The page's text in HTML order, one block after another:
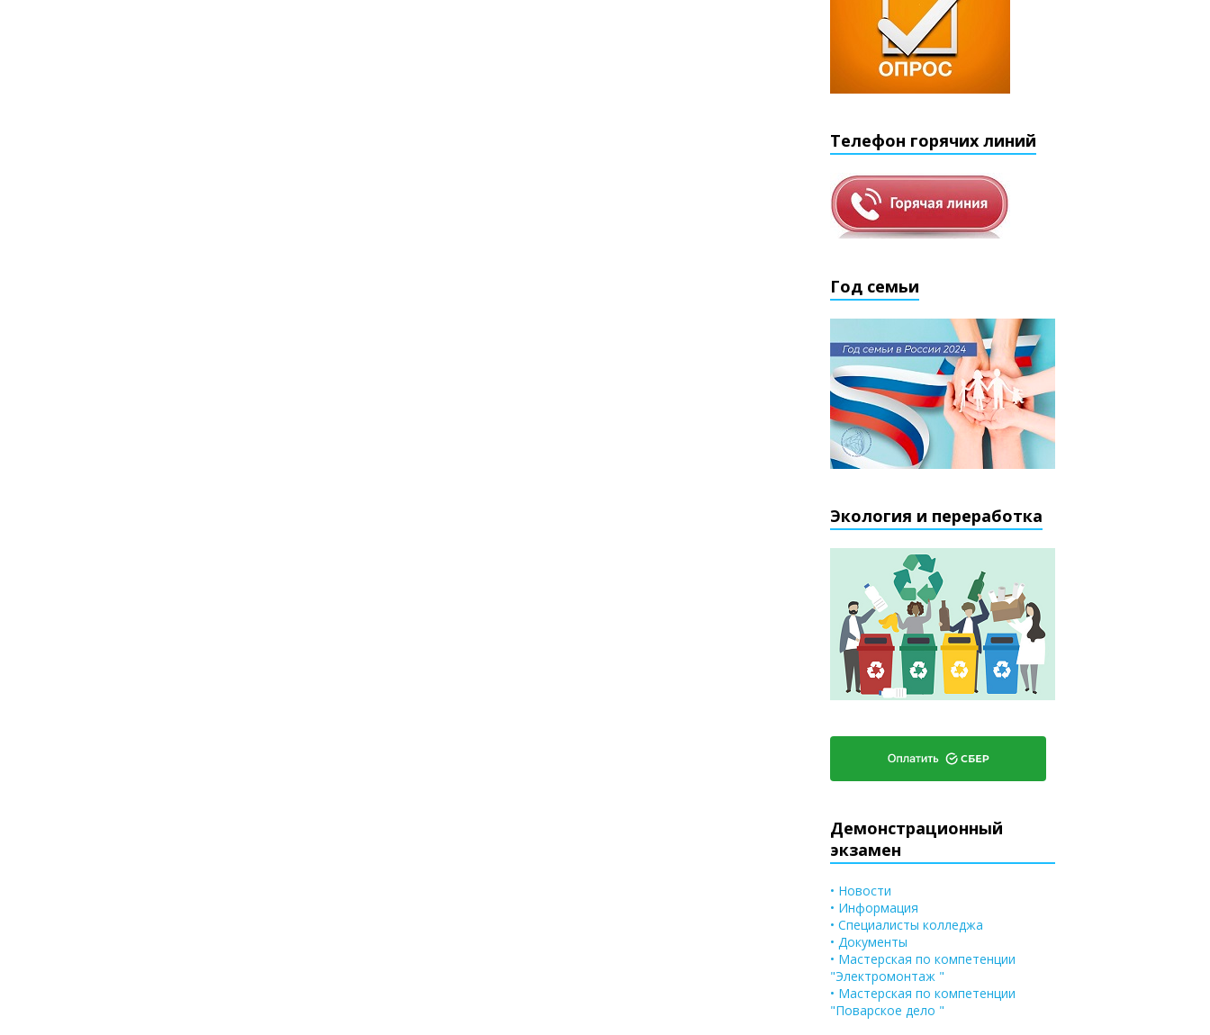
Телефон горячих линий
Год семьи
Экология и переработка
Демонстрационный
экзамен
• Новости
• Информация
• Специалисты колледжа
• Документы
• Мастерская по компетенции
"Электромонтаж "
• Мастерская по компетенции
"Поварское дело "